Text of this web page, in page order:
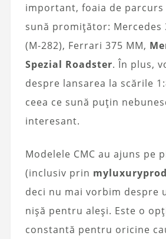
important, foaia de parcurs
sună promițător: Mercedes
(M-282), Ferrari 375 MM,
Spezial Roadster. În plus,
despre lansarea la scările
ceea ce sună puțin
interesant.
Modelele CMC au ajuns pe
(inclusiv prin
deci nu mai vorbim despre
nișă pentru aleși. Este o
constantă pentru oricine